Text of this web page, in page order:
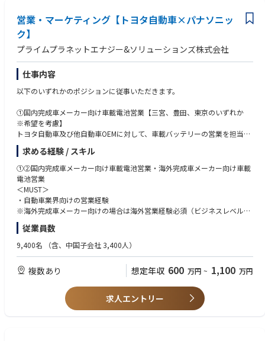
ォーマンス、供給の継続性、および履行に関する新たなリスクを特定し、
伝達する。
• 計画およびオペレーションチームと連携し、調達業務が生産スケジュー
ル、在庫戦略、および顧客の需要要件を確実にサポートするよう努める。
• 繰り返し発生する供給の混乱や実行上の課題について、根本原因の分析
および是正措置を推進する。
• S&OEおよびS&OPプロセスを含む業務ガバナンスの場を通じて、調達実
行上のリスクやパフォーマンスの課題が適切に上層部に報告されるよう確
• 担当拠点全体で、標準業務、エスカレーションのルール、および調達ガ
バナンスの実践を推進する。
• 購買実行のパフォーマンスを分析し、主要指標を活用して、納期遵守、
在庫健全性、フルフィルメントの正確性、および問題解決の有効性に関す
る改善機会を特定する。
• 可視性、標準化、および実行パフォーマンスを向上させるプロセス改
善、自動化イニシアチブ、およびデジタルツールの導入を支援する。
• 購買プロセス、エスカレーション管理、およびリスク軽減戦略につい
て、調達、計画、およびオペレーションのステークホルダーに対し、ガイ
ダンスと専門知識を提供する。
善イニシアチブの策定または支援の経験。
• 優れた分析力、コミュニケーション能力、問題解決能力を備え、直接的
な権限を持たない状況でも意思決定に影響を与えることができる。
思決定を支援し、実行成果を向上させた経験。
営業・マーケティング【トヨタ自動車×パナソニッ
ク】
プライムプラネットエナジー&ソリューションズ株式会社
仕事内容
以下のいずれかのポジションに従事いただきます。
①国内完成車メーカー向け車載電池営業【三宮、豊田、東京のいずれか
※希望を考慮】
トヨタ自動車及び他自動車OEMに対して、車載バッテリーの営業を担当い
ただきます。
＜具体的には＞
・トヨタ自動車及び他自動車OEM向けの顧客営業
・量産後の数量管理・品質に関する窓口対応 等
・新規プロジェクトの製品仕様、数量、日程、価格及び投資等の商談及
び契約管理
・供給、品質、BCP（事業継続計画）等の窓口対応 他
・新規プロジェクトのリーディング
②海外完成車メーカー向け車載電池営業【三宮、豊田、東京のいずれか
北米・欧州・中国等の海外完成車メーカー向け車載電池の営業を担当いた
＜具体的には＞
求める経験 / スキル
①②国内完成車メーカー向け車載電池営業・海外完成車メーカー向け車載
電池営業
＜MUST＞
・自動車業界向けの営業経験
※海外完成車メーカー向けの場合は海外営業経験必須（ビジネスレベルの
語学力は必須となります）
＜WANT＞
・トヨタ社、もしくはトヨタ社系法人向け顧客営業経験
・他自動車OEM向け営業経験
・セールスエンジニア(技術営業)の経験
・海外駐在、留学の経験
・財務諸表に関する知見
従業員数
9,400名 （含、中国子会社 3,400人）
複数あり 想定年収 600 万円 ~ 1,100 万円
求人エントリー